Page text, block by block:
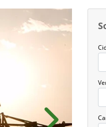
Próximo